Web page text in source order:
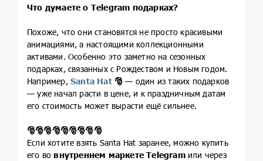
Что думаете о Telegram подарках?
Похоже, что они становятся не просто красивыми
анимациями, а настоящими коллекционными
активами. Особенно это заметно на сезонных
подарках, связанных с Рождеством и Новым годом.
Например, Santa Hat 🎅 — один из таких подарков
— уже начал расти в цене, и к праздничным датам
его стоимость может вырасти ещё сильнее.
🎅🎅🎅🎅🎅🎅🎅🎅🎅
Если хотите взять Santa Hat заранее, можно купить
его во внутреннем маркете Telegramили через